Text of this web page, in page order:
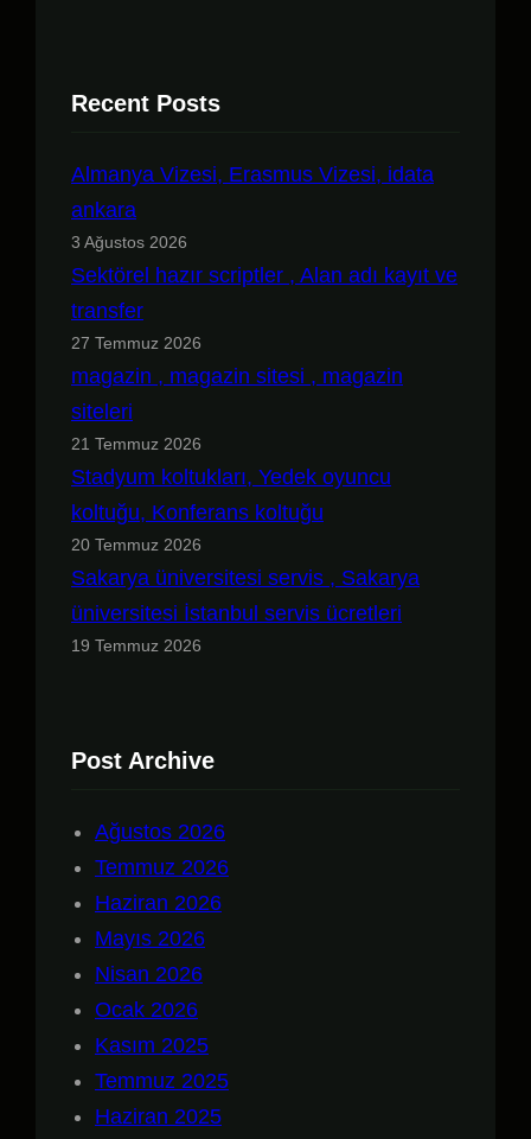
Recent Posts
Almanya Vizesi, Erasmus Vizesi, idata
ankara
3 Ağustos 2026
Sektörel hazır scriptler , Alan adı kayıt ve
transfer
27 Temmuz 2026
magazin , magazin sitesi , magazin
siteleri
21 Temmuz 2026
Stadyum koltukları, Yedek oyuncu
koltuğu, Konferans koltuğu
20 Temmuz 2026
Sakarya üniversitesi servis , Sakarya
üniversitesi İstanbul servis ücretleri
19 Temmuz 2026
Post Archive
Ağustos 2026
Temmuz 2026
Haziran 2026
Mayıs 2026
Nisan 2026
Ocak 2026
Kasım 2025
Temmuz 2025
Haziran 2025